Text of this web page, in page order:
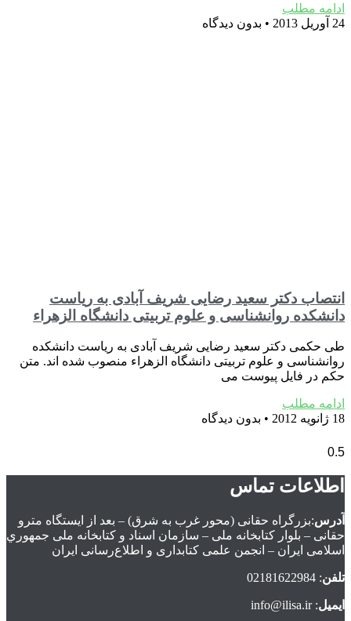
ادامه مطلب
24 آوریل 2013
بدون دیدگاه
انتصاب دکتر سعید رضایی شریف آبادی به ریاست
دانشکده روانشناسی و علوم تربیتی دانشگاه الزهراء
طی حکمی دکتر سعید رضایی شریف آبادی به ریاست دانشکده
روانشناسی و علوم تربیتی دانشگاه الزهراء منصوب شده اند. متن
حکم در فایل پیوست می
ادامه مطلب
18 ژانویه 2012
بدون دیدگاه
اطلاعات تماس
آدرس:بزرگراه حقانی (محور غرب به شرق) – بعد از ايستگاه مترو
حقانی – بلوار كتابخانه ملی – سازمان اسناد و كتابخانه ملی جمهوري
اسلامی ايران – انجمن علمی کتابداری و اطلاع‌رسانی ایران
تلفن: 02181622984
ایمیل: info@ilisa.ir